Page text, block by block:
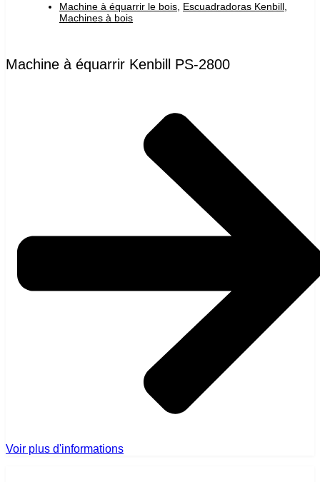
Machine à équarrir le bois Escuadradoras Kenbill
Machines à bois
Machine à équarrir Kenbill PS-2800
Voir plus d'informations